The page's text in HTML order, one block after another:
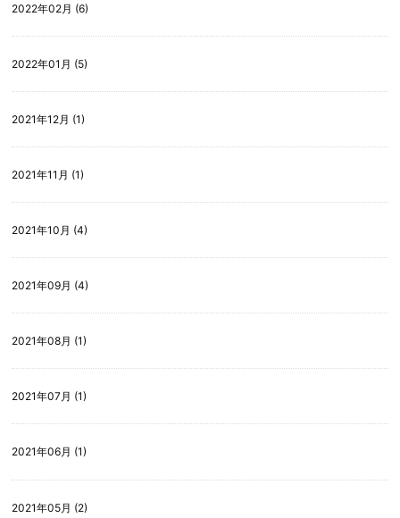
2022年02月 (6)
2022年01月 (5)
2021年12月 (1)
2021年11月 (1)
2021年10月 (4)
2021年09月 (4)
2021年08月 (1)
2021年07月 (1)
2021年06月 (1)
2021年05月 (2)